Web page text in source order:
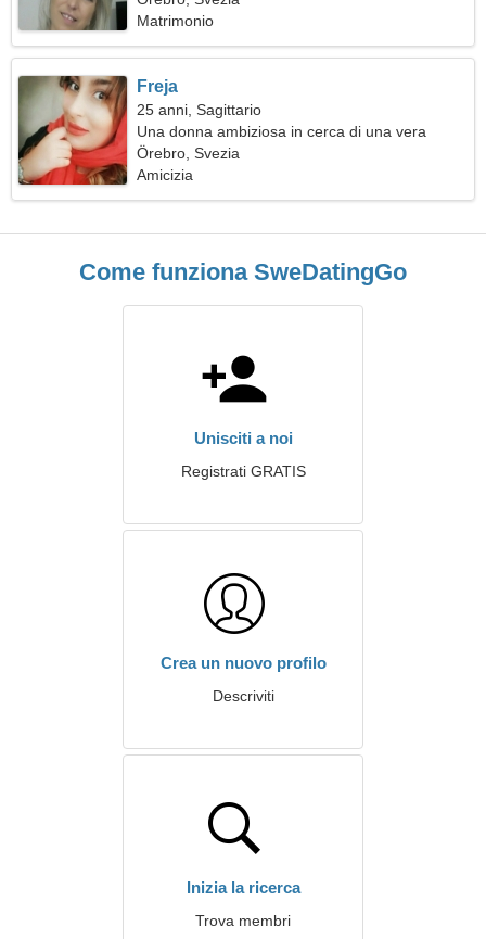
Matrimonio
Freja
25 anni, Sagittario
Una donna ambiziosa in cerca di una vera
relazione
Örebro, Svezia
Amicizia
Come funziona SweDatingGo
Unisciti a noi
Registrati GRATIS
Crea un nuovo profilo
Descriviti
Inizia la ricerca
Trova membri